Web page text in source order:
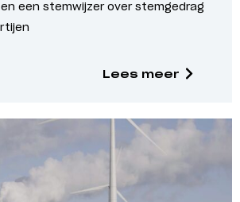
een stemwijzer over stemgedrag
Lees meer